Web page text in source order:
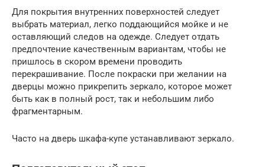
Для покрытия внутренних поверхностей следует
выбрать материал, легко поддающийся мойке и не
оставляющий следов на одежде. Следует отдать
предпочтение качественным вариантам, чтобы не
пришлось в скором времени проводить
перекрашивание. После покраски при желании на
дверцы можно прикрепить зеркало, которое может
быть как в полный рост, так и небольшим либо
фрагментарным.
Часто на дверь шкафа-купе устанавливают зеркало.